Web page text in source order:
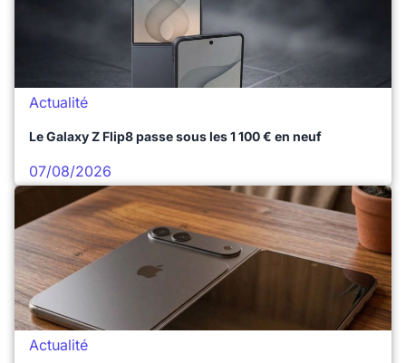
Actualité
Le Galaxy Z Flip8 passe sous les 1 100 € en neuf
07/08/2026
Actualité